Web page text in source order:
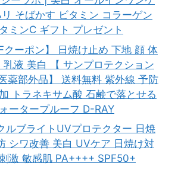
そばかす ビタミン コラーゲン
ミンC ギフト プレゼント
クーポン】 日焼け止め 下地 顔 体
液 美白 【 サンプロテクション
薬部外品】 送料無料 紫外線 予防
トラネキサム酸 石鹸で落とせる
ータープルーフ D-RAY
ルブライトUVプロテクター 日焼
シワ改善 美白 UVケア 日焼け対
激 敏感肌 PA++++ SPF50+